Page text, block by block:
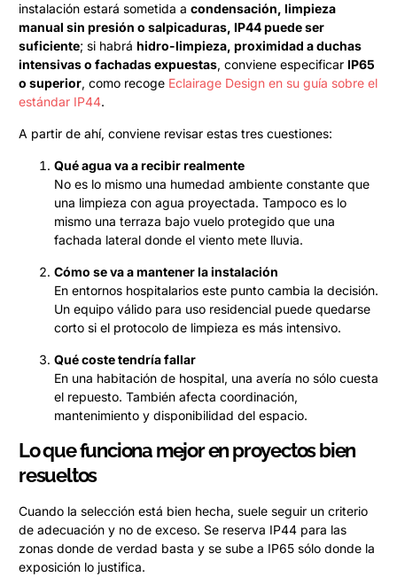
instalación estará sometida a condensación, limpieza
manual sin presión o salpicaduras, IP44 puede ser
suficiente; si habrá hidro-limpieza, proximidad a duchas
intensivas o fachadas expuestas, conviene especificar IP65
o superior, como recoge Eclairage Design en su guía sobre el
estándar IP44.
A partir de ahí, conviene revisar estas tres cuestiones:
Qué agua va a recibir realmente
No es lo mismo una humedad ambiente constante que
una limpieza con agua proyectada. Tampoco es lo
mismo una terraza bajo vuelo protegido que una
fachada lateral donde el viento mete lluvia.
Cómo se va a mantener la instalación
En entornos hospitalarios este punto cambia la decisión.
Un equipo válido para uso residencial puede quedarse
corto si el protocolo de limpieza es más intensivo.
Qué coste tendría fallar
En una habitación de hospital, una avería no sólo cuesta
el repuesto. También afecta coordinación,
mantenimiento y disponibilidad del espacio.
Lo que funciona mejor en proyectos bien
resueltos
Cuando la selección está bien hecha, suele seguir un criterio
de adecuación y no de exceso. Se reserva IP44 para las
zonas donde de verdad basta y se sube a IP65 sólo donde la
exposición lo justifica.